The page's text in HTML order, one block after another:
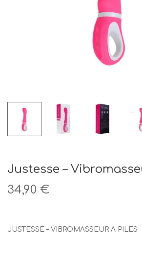
t
i
o
n
Justesse –
34,90 €
JUSTESSE – VIBROMASSEUR A PILES